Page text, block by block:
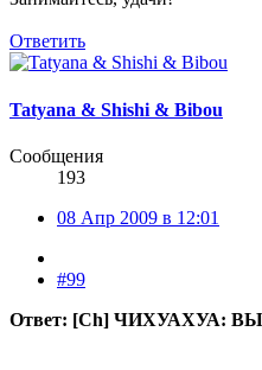
Ответить
Tatyana & Shishi & Bibou
Сообщения
193
08 Апр 2009 в 12:01
#99
Ответ: [Ch] ЧИХУАХУА: